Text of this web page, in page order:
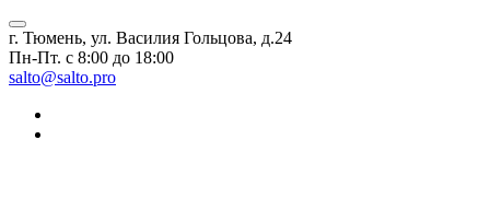
г. Тюмень, ул. Василия Гольцова, д.24
Пн-Пт. с 8:00 до 18:00
salto@salto.pro